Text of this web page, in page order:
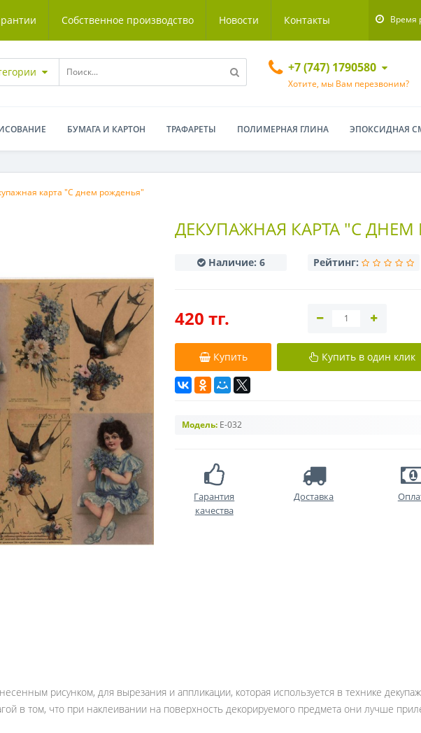
Собственное производство Новости Контакты Время
+7 (747) 1790580
Хотите, мы Вам перезвоним?
БУМАГА И КАРТОН ТРАФАРЕТЫ ПОЛИМЕРНАЯ ГЛИНА ЭПОКСИДНАЯ
карта "С днем рожденья"
ДЕКУПАЖНАЯ КАРТА "С
Наличие: 6 Рейтинг:
420 тг.
Купить Купить в один клик
Модель: E-032
Гарантия
качества
Доставка
рисунком, для вырезания и аппликации, которая используется в технике
в том, что при наклеивании на поверхность декорируемого предмета они лучше